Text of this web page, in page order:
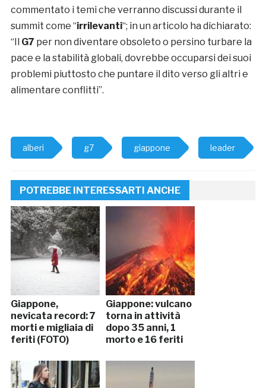
commentato i temi che verranno discussi durante il
summit come “irrilevanti“; in un articolo ha dichiarato:
“Il G7 per non diventare obsoleto o persino turbare la
pace e la stabilità globali, dovrebbe occuparsi dei suoi
problemi piuttosto che puntare il dito verso gli altri e
alimentare conflitti”.
alberi g7 giappone leader
POTREBBE INTERESSARTI ANCHE
Giappone,
nevicata record: 7
morti e migliaia di
feriti (FOTO)
Giappone: vulcano
torna in attività
dopo 35 anni, 1
morto e 16 feriti